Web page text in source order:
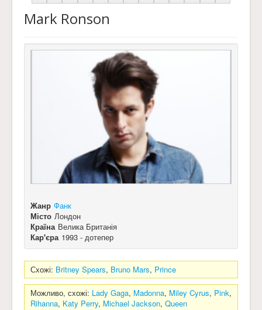
Mark Ronson
Жанр Фанк
Місто Лондон
Країна Велика Британія
Кар'єра 1993 - дотепер
Схожі: Britney Spears, Bruno Mars, Prince
Можливо, схожі: Lady Gaga, Madonna, Miley Cyrus, Pink,
Rihanna, Katy Perry, Michael Jackson, Queen